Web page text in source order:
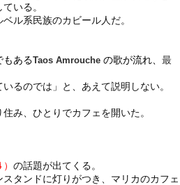
いる。
ル系民族のカビール人だ。
もあるTaos Amrouche の歌が流れ、 最
るのでは」と、あえて説明しない。
み、ひとりでカフェを開いた。
） の話題が出てくる。
タンドに灯りがつき、マリカのカフェ